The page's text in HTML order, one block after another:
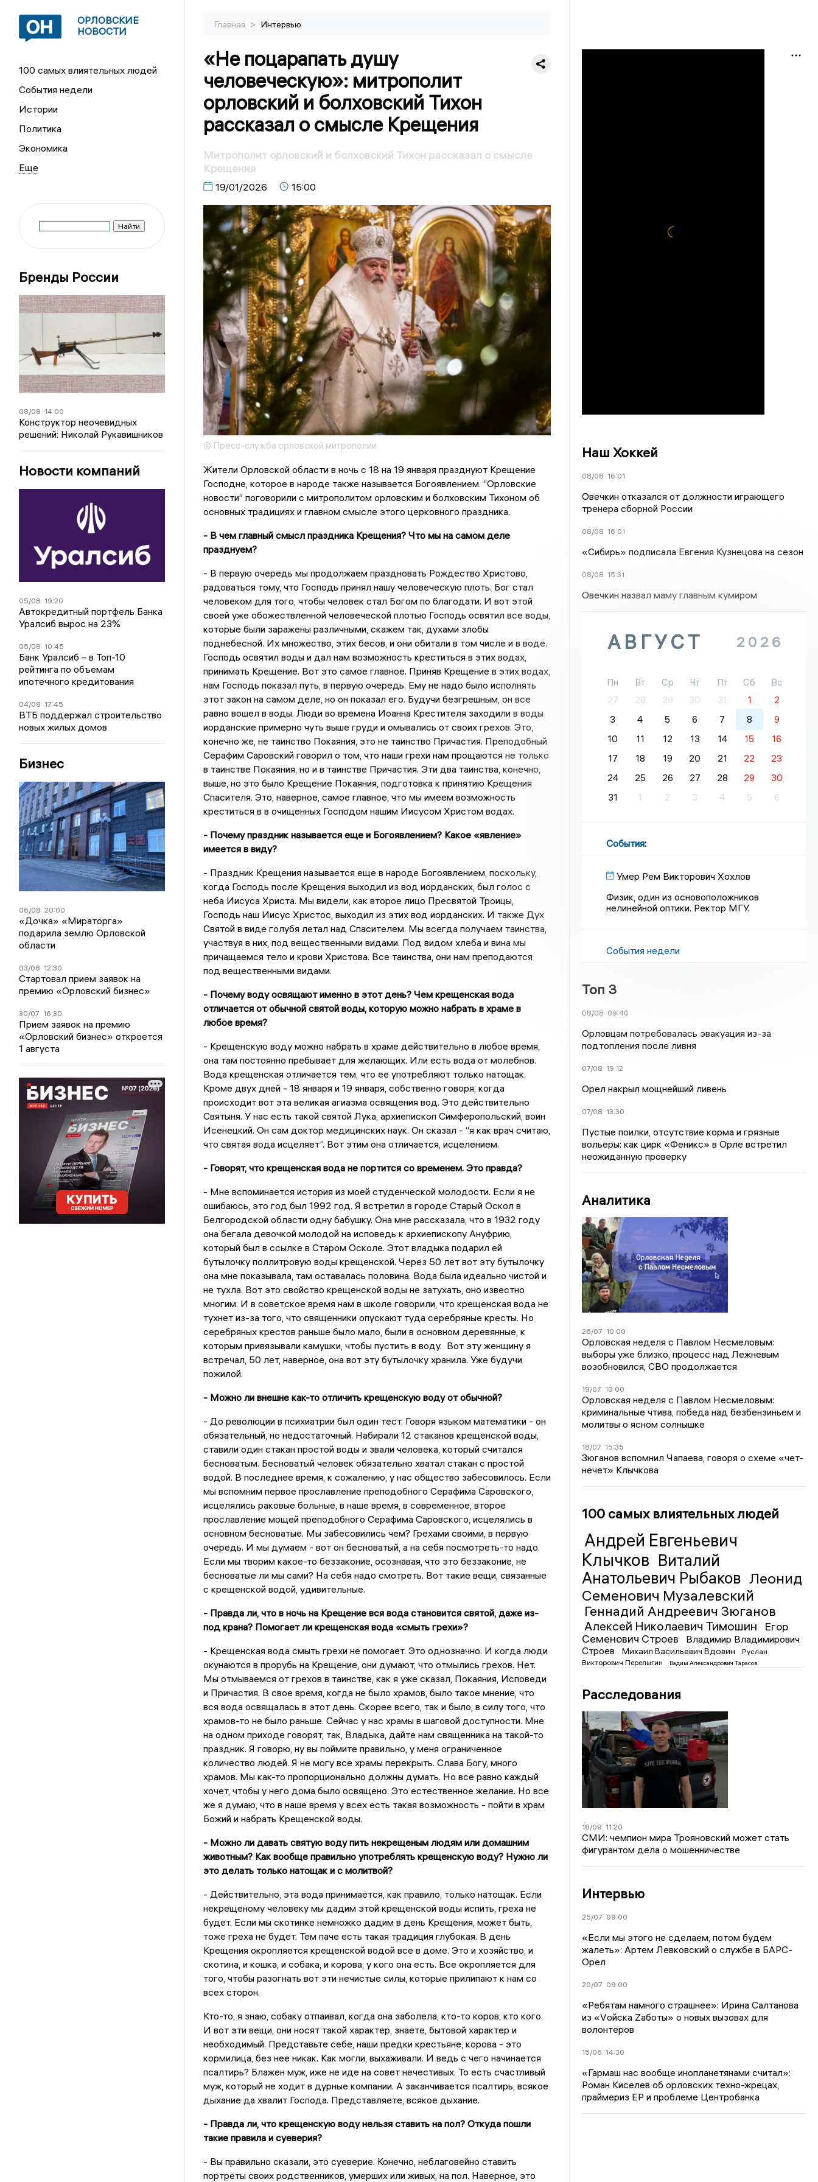
ОРЛОВСКИЕ
НОВОСТИ
100 самых влиятельных людей
События недели
Истории
Политика
Экономика
Бренды России
08/08 14:00
Конструктор неочевидных
решений: Николай Рукавишников
Новости компаний
05/08 19:20
Автокредитный портфель Банка
Уралсиб вырос на 23%
05/08 10:45
Банк Уралсиб – в Топ-10
рейтинга по объемам
ипотечного кредитования
04/08 17:45
ВТБ поддержал строительство
новых жилых домов
Бизнес
06/08 20:00
«Дочка» «Мираторга»
подарила землю Орловской
области
03/08 12:30
Стартовал прием заявок на
премию «Орловский бизнес»
30/07 16:30
Прием заявок на премию
«Орловский бизнес» откроется
1 августа
Главная > Интервью
«Не поцарапать душу
человеческую»: митрополит
орловский и болховский Тихон
рассказал о смысле Крещения
Митрополит орловский и болховский Тихон рассказал о смысле
Крещения
19/01/2026 15:00
© Пресс-служба орловской митрополии
Жители Орловской области в ночь с 18 на 19 января празднуют Крещение
Господне, которое в народе также называется Богоявлением. “Орловские
новости” поговорили с митрополитом орловским и болховским Тихоном об
основных традициях и главном смысле этого церковного праздника.
- В чем главный смысл праздника Крещения? Что мы на самом деле
празднуем?
- В первую очередь мы продолжаем праздновать Рождество Христово,
радоваться тому, что Господь принял нашу человеческую плоть. Бог стал
человеком для того, чтобы человек стал Богом по благодати. И вот этой
своей уже обожествленной человеческой плотью Господь освятил все воды,
которые были заражены различными, скажем так, духами злобы
поднебесной. Их множество, этих бесов, и они обитали в том числе и в воде.
Господь освятил воды и дал нам возможность креститься в этих водах,
принимать Крещение. Вот это самое главное. Приняв Крещение в этих водах,
нам Господь показал путь, в первую очередь. Ему не надо было исполнять
этот закон на самом деле, но он показал его. Будучи безгрешным, он все
равно вошел в воды. Люди во времена Иоанна Крестителя заходили в воды
иорданские примерно чуть выше груди и омывались от своих грехов. Это,
конечно же, не таинство Покаяния, это не таинство Причастия. Преподобный
Серафим Саровский говорил о том, что наши грехи нам прощаются не только
в таинстве Покаяния, но и в таинстве Причастия. Эти два таинства, конечно,
выше, но это было Крещение Покаяния, подготовка к принятию Крещения
Спасителя. Это, наверное, самое главное, что мы имеем возможность
креститься в в очищенных Господом нашим Иисусом Христом водах.
- Почему праздник называется еще и Богоявлением? Какое «явление»
имеется в виду?
- Праздник Крещения называется еще в народе Богоявлением, поскольку,
когда Господь после Крещения выходил из вод иорданских, был голос с
неба Иисуса Христа. Мы видели, как второе лицо Пресвятой Троицы,
Господь наш Иисус Христос, выходил из этих вод иорданских. И также Дух
Святой в виде голубя летал над Спасителем. Мы всегда получаем таинства,
участвуя в них, под вещественными видами. Под видом хлеба и вина мы
причащаемся тело и крови Христова. Все таинства, они нам преподаются
под вещественными видами.
- Почему воду освящают именно в этот день? Чем крещенская вода
отличается от обычной святой воды, которую можно набрать в храме в
любое время?
- Крещенскую воду можно набрать в храме действительно в любое время,
она там постоянно пребывает для желающих. Или есть вода от молебнов.
Вода крещенская отличается тем, что ее употребляют только натощак.
Кроме двух дней - 18 января и 19 января, собственно говоря, когда
происходит вот эта великая агиазма освящения вод. Это действительно
Святыня. У нас есть такой святой Лука, архиепископ Симферопольский, воин
Исенецкий. Он сам доктор медицинских наук. Он сказал - “я как врач считаю,
что святая вода исцеляет”. Вот этим она отличается, исцелением.
- Говорят, что крещенская вода не портится со временем. Это правда?
- Мне вспоминается история из моей студенческой молодости. Если я не
ошибаюсь, это год был 1992 год. Я встретил в городе Старый Оскол в
Белгородской области одну бабушку. Она мне рассказала, что в 1932 году
она бегала девочкой молодой на исповедь к архиепископу Ануфрию,
который был в ссылке в Старом Осколе. Этот владыка подарил ей
бутылочку поллитровую воды крещенской. Через 50 лет вот эту бутылочку
она мне показывала, там оставалась половина. Вода была идеально чистой и
не тухла. Вот это свойство крещенской воды не затухать, оно известно
многим. И в советское время нам в школе говорили, что крещенская вода не
тухнет из-за того, что священники опускают туда серебряные кресты. Но
серебряных крестов раньше было мало, были в основном деревянные, к
которым привязывали камушки, чтобы пустить в воду. Вот эту женщину я
встречал, 50 лет, наверное, она вот эту бутылочку хранила. Уже будучи
пожилой.
- Можно ли внешне как-то отличить крещенскую воду от обычной?
- До революции в психиатрии был один тест. Говоря языком математики - он
обязательный, но недостаточный. Набирали 12 стаканов крещенской воды,
ставили один стакан простой воды и звали человека, который считался
бесноватым. Бесноватый человек обязательно хватал стакан с простой
водой. В последнее время, к сожалению, у нас общество забесовилось. Если
мы вспомним первое прославление преподобного Серафима Саровского,
исцелялись раковые больные, в наше время, в современное, второе
прославление мощей преподобного Серафима Саровского, исцелялись в
основном бесноватые. Мы забесовились чем? Грехами своими, в первую
очередь. И мы думаем - вот он бесноватый, а на себя посмотреть-то надо.
Если мы творим какое-то беззаконие, осознавая, что это беззаконие, не
бесноватые ли мы сами? На себя надо смотреть. Вот такие вещи, связанные
с крещенской водой, удивительные.
- Правда ли, что в ночь на Крещение вся вода становится святой, даже из-
под крана? Помогает ли крещенская вода «смыть грехи»?
- Крещенская вода смыть грехи не помогает. Это однозначно. И когда люди
окунаются в прорубь на Крещение, они думают, что отмылись грехов. Нет.
Мы отмываемся от грехов в таинстве, как я уже сказал, Покаяния, Исповеди
и Причастия. В свое время, когда не было храмов, было такое мнение, что
вся вода освящалась в этот день. Скорее всего, так и было, в силу того, что
храмов-то не было раньше. Сейчас у нас храмы в шаговой доступности. Мне
на одном приходе говорят, так, Владыка, дайте нам священника на такой-то
праздник. Я говорю, ну вы поймите правильно, у меня ограниченное
количество людей. Я не могу все храмы перекрыть. Слава Богу, много
храмов. Мы как-то пропорционально должны думать. Но все равно каждый
хочет, чтобы у него дома было освящено. Это естественное желание. Но все
же я думаю, что в наше время у всех есть такая возможность - пойти в храм
Божий и набрать Крещенской воды.
- Можно ли давать святую воду пить некрещеным людям или домашним
животным? Как вообще правильно употреблять крещенскую воду? Нужно ли
это делать только натощак и с молитвой?
- Действительно, эта вода принимается, как правило, только натощак. Если
некрещеному человеку мы дадим этой крещенской воды испить, греха не
будет. Если мы скотинке немножко дадим в день Крещения, может быть,
тоже греха не будет. Тем паче есть такая традиция глубокая. В день
Крещения окропляется крещенской водой все в доме. Это и хозяйство, и
скотина, и кошка, и собака, и корова, у кого она есть. Все окропляется для
того, чтобы разогнать вот эти нечистые силы, которые прилипают к нам со
всех сторон.
Кто-то, я знаю, собаку отпаивал, когда она заболела, кто-то коров, кто кого.
И вот эти вещи, они носят такой характер, знаете, бытовой характер и
необходимый. Представьте себе, наши предки крестьяне, корова - это
кормилица, без нее никак. Как могли, выхаживали. И ведь с чего начинается
псалтирь? Блажен муж, иже не иде на совет нечестивых. То есть счастливый
муж, который не ходит в дурные компании. А заканчивается псалтирь, всякое
дыхание да хвалит Господа. Представляете, всякое дыхание.
- Правда ли, что крещенскую воду нельзя ставить на пол? Откуда пошли
такие правила и суеверия?
- Вы правильно сказали, это суеверие. Конечно, неблаговейно ставить
портреты своих родственников, умерших или живых, на пол. Наверное, это
Наш Хоккей
08/08 16:01
Овечкин отказался от должности играющего
тренера сборной России
08/08 16:01
«Сибирь» подписала Евгения Кузнецова на сезон
08/08 15:31
Овечкин назвал маму главным кумиром
АВГУСТ 2026
Пн Вт Ср Чт Пт Сб
Вс
27
28 29 30 31 1
2
3
4 5 6 7 8
9
10
11 12 13 14 15
16
17
18 19 20 21 22
23
24
25 26 27 28 29
30
31
1 2 3 4 5 6
События:
Умер Рем Викторович Хохлов
Физик, один из основоположников
нелинейной оптики. Ректор МГУ.
События недели
Топ 3
08/08 09:40
Орловцам потребовалась эвакуация из-за
подтопления после ливня
07/08 19:12
Орел накрыл мощнейший ливень
07/08 13:30
Пустые поилки, отсутствие корма и грязные
вольеры: как цирк «Феникс» в Орле встретил
неожиданную проверку
Аналитика
26/07 10:00
Орловская неделя с Павлом Несмеловым:
выборы уже близко, процесс над Лежневым
возобновился, СВО продолжается
19/07 10:00
Орловская неделя с Павлом Несмеловым:
криминальные чтива, победа над безбензиньем и
молитвы о ясном солнышке
18/07 15:35
Зюганов вспомнил Чапаева, говоря о схеме «чет-
нечет» Клычкова
100 самых влиятельных людей
Андрей Евгеньевич
Клычков Виталий
Анатольевич Рыбаков Леонид
Семенович Музалевский
Геннадий Андреевич Зюганов
Алексей Николаевич Тимошин
Егор
Семенович Строев
Владимир Владимирович
Строев
Михаил Васильевич Вдовин
Руслан
Викторович Перелыгин
Вадим Александрович Тарасов
Расследования
16/09 11:20
СМИ: чемпион мира Трояновский может стать
фигурантом дела о мошенничестве
Интервью
25/07 09:00
«Если мы этого не сделаем, потом будем
жалеть»: Артем Левковский о службе в БАРС-
Орел
20/07 09:00
«Ребятам намного страшнее»: Ирина Салтанова
из «Vойска Zаботы» о новых вызовах для
волонтеров
15/06 14:30
«Гармаш нас вообще инопланетянами считал»:
Роман Киселев об орловских техно-жрецах,
праймериз ЕР и проблеме Центробанка